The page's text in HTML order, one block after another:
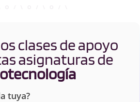
clases de apoyo
asignaturas de
tuya?